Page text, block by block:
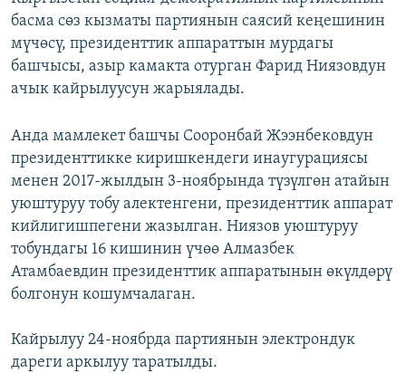
басма сөз кызматы партиянын саясий кеңешинин
мүчөсү, президенттик аппараттын мурдагы
башчысы, азыр камакта отурган Фарид Ниязовдун
ачык кайрылуусун жарыялады.
Анда мамлекет башчы Сооронбай Жээнбековдун
президенттикке киришкендеги инаугурациясы
менен 2017-жылдын 3-ноябрында түзүлгөн атайын
уюштуруу тобу алектенгени, президенттик аппарат
кийлигишпегени жазылган. Ниязов уюштуруу
тобундагы 16 кишинин үчөө Алмазбек
Атамбаевдин президенттик аппаратынын өкүлдөрү
болгонун кошумчалаган.
Кайрылуу 24-ноябрда партиянын электрондук
дареги аркылуу таратылды.